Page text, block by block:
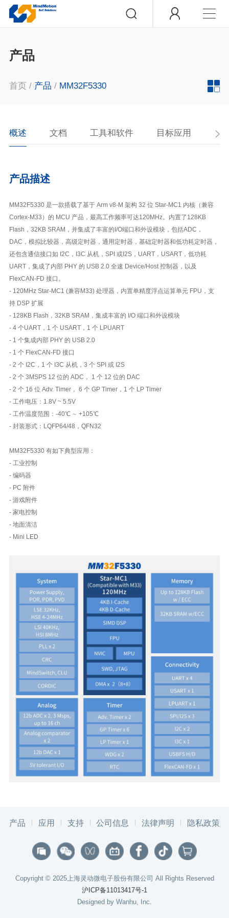
产品
首页 / 产品 / MM32F5330
概述 文档 工具和软件 目标应用 产
产品描述
MM32F5330 是一款搭载了基于 Arm v8-M 架构 32 位 Star-MC1 内核（兼容
Cortex-M33）的 MCU 产品，最高工作频率可达120MHz。内置了128KB
Flash，32KB SRAM，并集成了丰富的I/O端口和外设模块，包括ADC，
DAC，模拟比较器，高级定时器，通用定时器，基础定时器和低功耗定时器，
还包含通信接口如 I2C，I3C 从机，SPI 或I2S，UART，USART，低功耗
UART，集成了内部 PHY 的 USB 2.0 全速 Device/Host 控制器，以及
FlexCAN-FD 接口。
- 120MHz Star-MC1 (兼容M33) 处理器，内置单精度浮点运算单元 FPU，支
持 DSP 扩展
- 128KB Flash，32KB SRAM，集成丰富的 I/O 端口和外设模块
- 4 个UART，1 个 USART，1 个 LPUART
- 1 个集成内部 PHY 的 USB 2.0
- 1 个 FlexCAN-FD 接口
- 2 个 I2C，1 个 I3C 从机，3 个 SPI 或 I2S
- 2 个 3MSPS 12 位的 ADC， 1 个 12 位的 DAC
- 2 个 16 位 Adv. Timer， 6 个 GP Timer，1 个 LP Timer
- 工作电压：1.8V ~ 5.5V
- 工作温度范围：-40℃ ∼ +105℃
- 封装形式：LQFP64/48，QFN32
MM32F5330 有如下典型应用：
- 工业控制
- 编码器
- PC 附件
- 游戏附件
- 家电控制
- 地面清洁
- Mini LED
产品 应用 支持 公司信息 法律声明 隐私政策
Copyright © 2025上海灵动微电子股份有限公司 All Rights Reserved
沪ICP备11013417号-1
Designed by Wanhu, Inc.